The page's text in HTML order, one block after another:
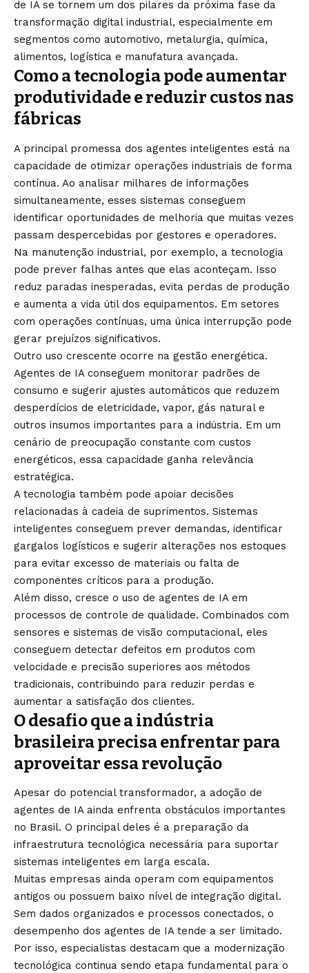
de IA se tornem um dos pilares da próxima fase da
transformação digital industrial, especialmente em
segmentos como automotivo, metalurgia, química,
alimentos, logística e manufatura avançada.
Como a tecnologia pode aumentar
produtividade e reduzir custos nas
fábricas
A principal promessa dos agentes inteligentes está na
capacidade de otimizar operações industriais de forma
contínua. Ao analisar milhares de informações
simultaneamente, esses sistemas conseguem
identificar oportunidades de melhoria que muitas vezes
passam despercebidas por gestores e operadores.
Na manutenção industrial, por exemplo, a tecnologia
pode prever falhas antes que elas aconteçam. Isso
reduz paradas inesperadas, evita perdas de produção
e aumenta a vida útil dos equipamentos. Em setores
com operações contínuas, uma única interrupção pode
gerar prejuízos significativos.
Outro uso crescente ocorre na gestão energética.
Agentes de IA conseguem monitorar padrões de
consumo e sugerir ajustes automáticos que reduzem
desperdícios de eletricidade, vapor, gás natural e
outros insumos importantes para a indústria. Em um
cenário de preocupação constante com custos
energéticos, essa capacidade ganha relevância
estratégica.
A tecnologia também pode apoiar decisões
relacionadas à cadeia de suprimentos. Sistemas
inteligentes conseguem prever demandas, identificar
gargalos logísticos e sugerir alterações nos estoques
para evitar excesso de materiais ou falta de
componentes críticos para a produção.
Além disso, cresce o uso de agentes de IA em
processos de controle de qualidade. Combinados com
sensores e sistemas de visão computacional, eles
conseguem detectar defeitos em produtos com
velocidade e precisão superiores aos métodos
tradicionais, contribuindo para reduzir perdas e
aumentar a satisfação dos clientes.
O desafio que a indústria
brasileira precisa enfrentar para
aproveitar essa revolução
Apesar do potencial transformador, a adoção de
agentes de IA ainda enfrenta obstáculos importantes
no Brasil. O principal deles é a preparação da
infraestrutura tecnológica necessária para suportar
sistemas inteligentes em larga escala.
Muitas empresas ainda operam com equipamentos
antigos ou possuem baixo nível de integração digital.
Sem dados organizados e processos conectados, o
desempenho dos agentes de IA tende a ser limitado.
Por isso, especialistas destacam que a modernização
tecnológica continua sendo etapa fundamental para o